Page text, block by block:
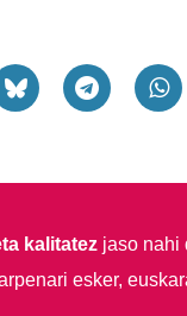
kalitatezjaso nahi
esker,